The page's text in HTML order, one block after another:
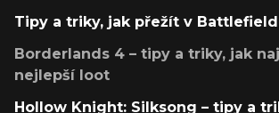
Tipy a triky, jak přežít v
Borderlands 4 – tipy a triky, jak
nejlepší loot
Hollow Knight: Silksong – tipy a